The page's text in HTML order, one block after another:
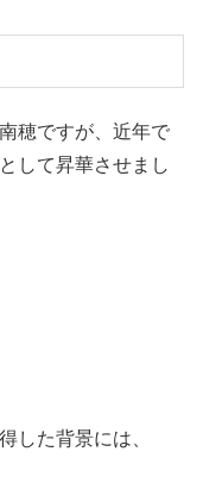
穂ですが、近年で
して昇華させまし
した背景には、